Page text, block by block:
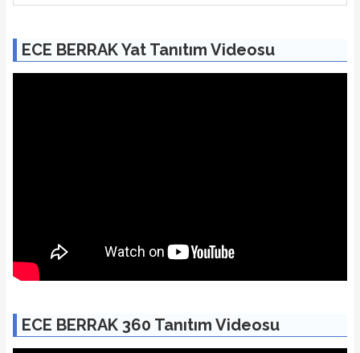
ECE BERRAK Yat Tanıtım Videosu
ECE BERRAK 360 Tanıtım Videosu